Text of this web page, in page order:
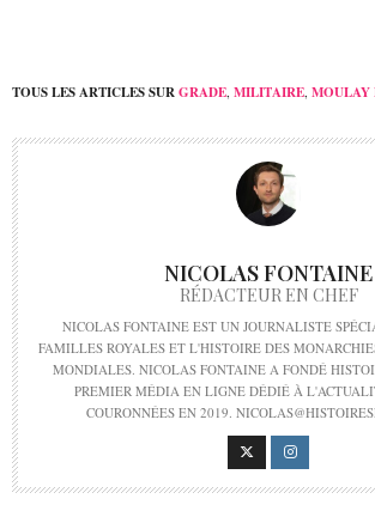
TOUS LES ARTICLES SURGRADE, MILITAIRE, MOULAY
NICOLAS FONTAINE
RÉDACTEUR EN CHEF
NICOLAS FONTAINE EST UN JOURNALISTE
FAMILLES ROYALES ET L'HISTOIRE DES
MONDIALES. NICOLAS FONTAINE A FONDÉ
PREMIER MÉDIA EN LIGNE DÉDIÉ À
COURONNÉES EN 2019.